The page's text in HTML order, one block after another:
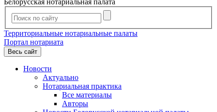
Белорусская нотариальная палата
Территориальные нотариальные палаты
Портал нотариата
Весь сайт
Новости
Актуально
Нотариальная практика
Все материалы
Авторы